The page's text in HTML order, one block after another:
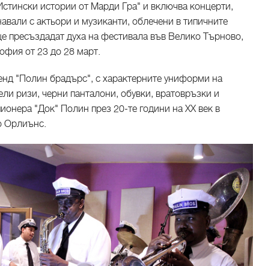
истории от Марди Гра" и включва концерти,
с актьори и музиканти, облечени в типичните
пресъздадат духа на фестивала във Велико Търново,
от 23 до 28 март.
"Полин брадърс", с характерните униформи на
ризи, черни панталони, обувки, вратовръзки и
"Док" Полин през 20-те години на ХХ век в
Орлиънс.